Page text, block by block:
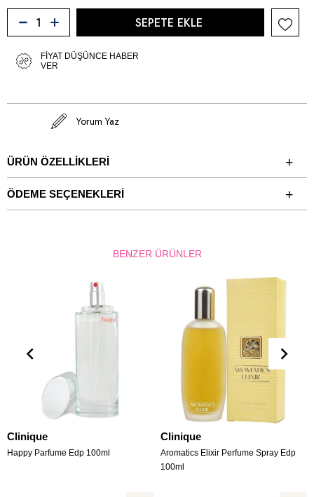
FIYAT DÜŞÜNCE HABER
VER
Yorum Yaz
ÜRÜN ÖZELLIKLERI
ÖDEME SEÇENEKLERI
BENZER ÜRÜNLER
Clinique
Happy Parfume Edp 100ml
Clinique
Aromatics Elixir Perfume Spray Edp
100ml